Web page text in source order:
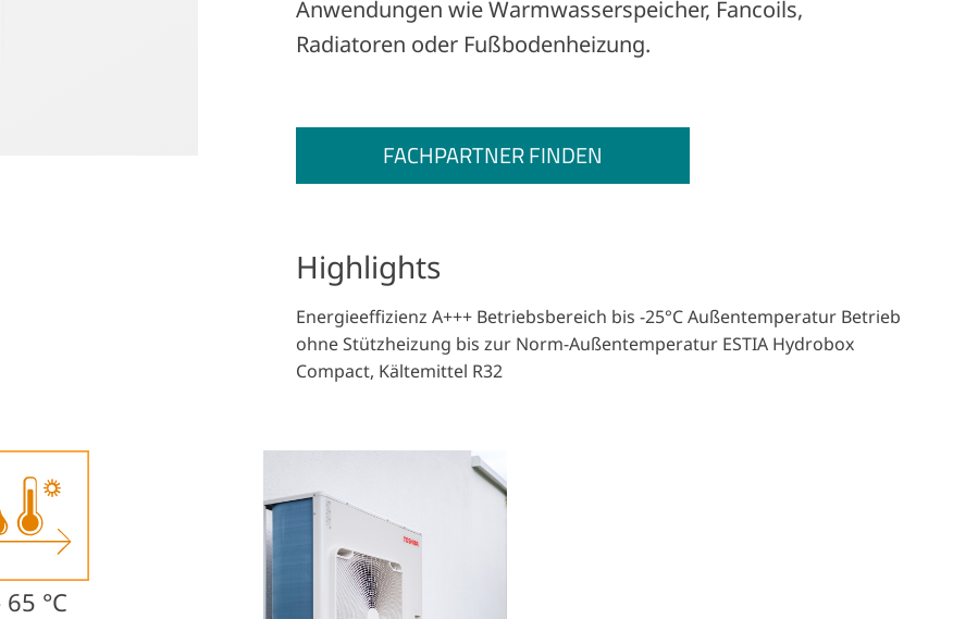
Anwendungen wie Warmwasserspeicher, Fancoils,
Radiatoren oder Fußbodenheizung.
FACHPARTNER FINDEN
Highlights
Energieeffizienz A+++ Betriebsbereich bis -25°C Außentemperatur Betrieb
ohne Stützheizung bis zur Norm-Außentemperatur ESTIA Hydrobox
Compact, Kältemittel R32
°C